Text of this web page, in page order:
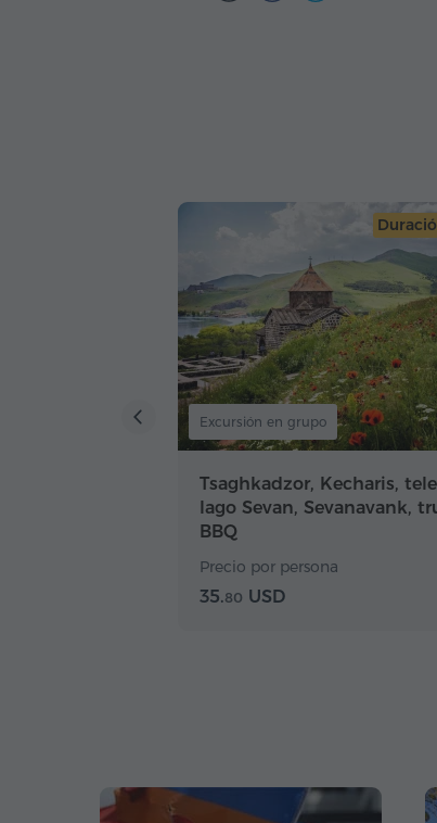
Excursión en grupo
Tsaghkadzor, Kecharis,
lago Sevan, Sevanavank,
BBQ
Precio por persona
35.80 USD